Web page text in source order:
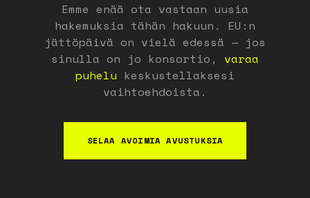
Emme enää ota vastaan uusia
hakemuksia tähän hakuun. EU:n
jättöpäivä on vielä edessä — jos
sinulla on jo konsortio, varaa
puhelu keskustellaksesi
vaihtoehdoista.
SELAA AVOIMIA AVUSTUKSIA